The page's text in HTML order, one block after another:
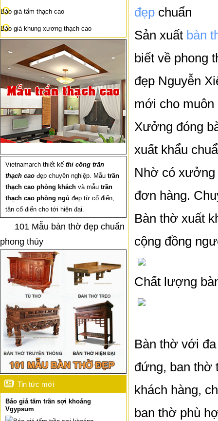
Báo giá tấm thạch cao
Báo giá khung xương thạch cao
Vietnamarch thiết kế thi công trần
thạch cao đẹp chuyên nghiệp. Mẫu trần
thạch cao phòng khách và mẫu trần
thạch cao phòng ngủ đẹp từ cổ điển,
tân cổ điển cho tới hiện đại.
101 Mẫu bàn thờ đẹp chuẩn
phong thủy
Tin tức mới
Báo giá tấm trần sợi khoáng
Vgypsum
đẹpchuẩn
Sản xuất bàn
biết về phong
đẹp Nguyễn
mới cho muôn
Xưởng đóng
xuất khẩu
Nhờ có xưởng
đơn hàng.
Bàn thờ xuất
cộng đồng
Chất lượng
Bàn thờ với
đứng, ban thờ
khách hàng,
ban thờ phù